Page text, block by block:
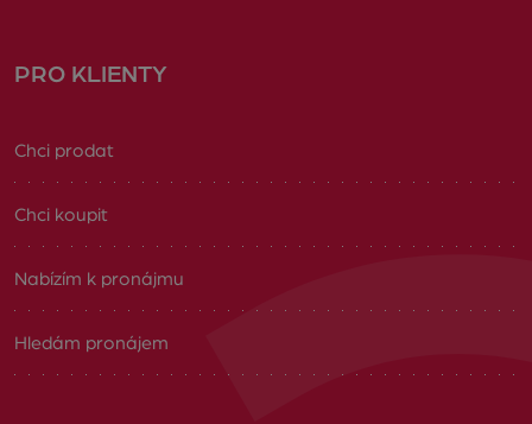
PRO KLIENTY
Chci prodat
Chci koupit
Nabízím k pronájmu
Hledám pronájem